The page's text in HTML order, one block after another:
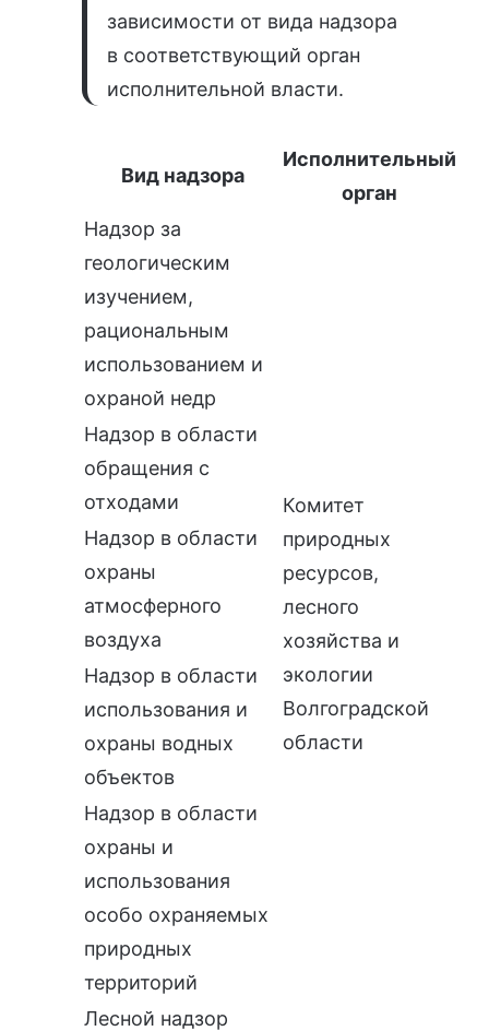
зависимости от вида надзора
в соответствующий орган
исполнительной власти.
Вид надзора
Исполнительный
орган
Надзор за
геологическим
изучением,
рациональным
использованием и
охраной недр
Комитет
природных
ресурсов,
лесного
хозяйства и
экологии
Волгоградской
области
Надзор в области
обращения с
отходами
Надзор в области
охраны
атмосферного
воздуха
Надзор в области
использования и
охраны водных
объектов
Надзор в области
охраны и
использования
особо охраняемых
природных
территорий
Лесной надзор